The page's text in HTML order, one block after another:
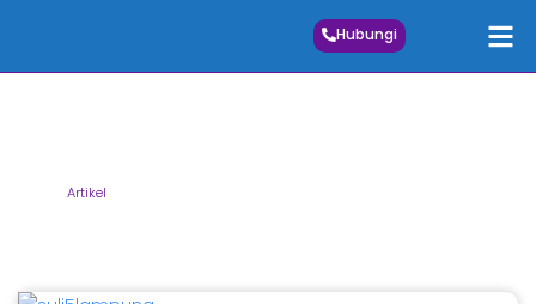
Hubungi
Artikel